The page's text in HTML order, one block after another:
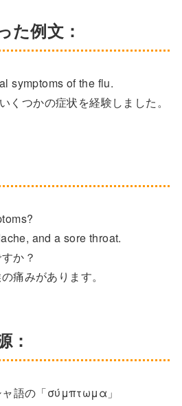
た例文：
symptoms of the flu.
くつかの症状を経験しました。
and a sore throat.
か？
痛みがあります。
：
語の「σύμπτωμα」